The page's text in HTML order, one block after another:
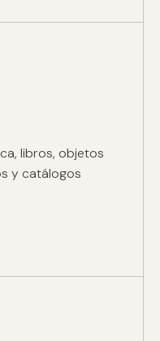
libros, objetos
y catálogos